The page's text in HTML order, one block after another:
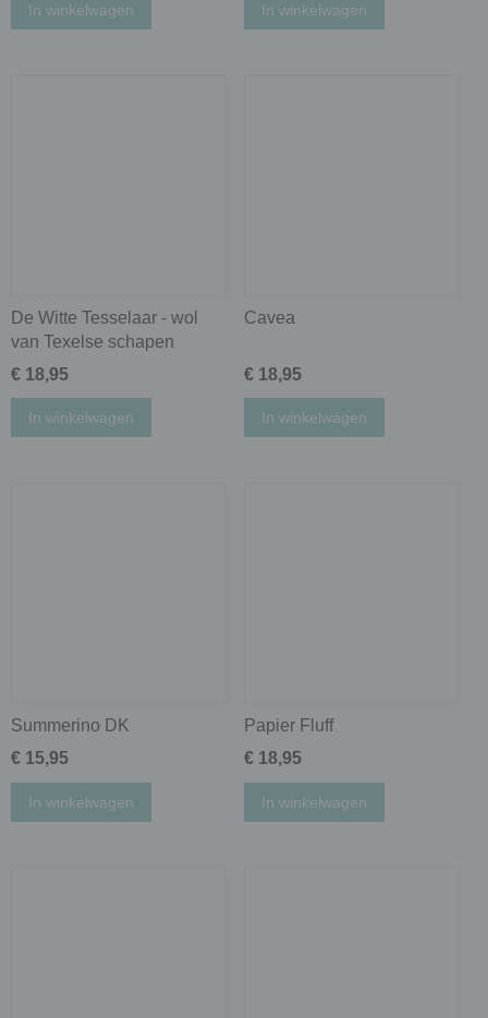
In winkelwagen In winkelwagen
De Witte Tesselaar - wol
van Texelse schapen
€ 18,95
In winkelwagen
Cavea
€ 18,95
In winkelwagen
Summerino DK
€ 15,95
In winkelwagen
Papier Fluff
€ 18,95
In winkelwagen